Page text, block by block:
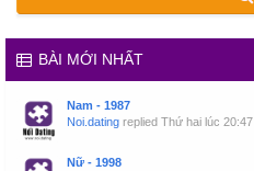
BÀI MỚI NHẤT
Nam - 1987
Noi.dating replied Thứ hai lúc 20:47
Nữ - 1998